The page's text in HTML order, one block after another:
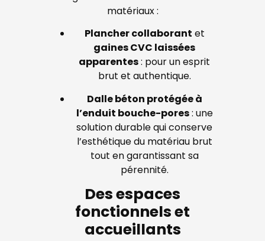
matériaux :
Plancher collaborant et
gaines CVC laissées
apparentes: pour un esprit
brut et authentique.
Dalle béton protégée à
l’enduit bouche-pores: une
solution durable qui conserve
l’esthétique du matériau brut
tout en garantissant sa
pérennité.
Des espaces
fonctionnels et
accueillants